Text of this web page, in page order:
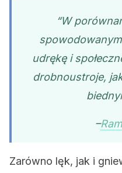
“W
udrękę i
drobnoustroje,
–
Zarówno lęk, jak i